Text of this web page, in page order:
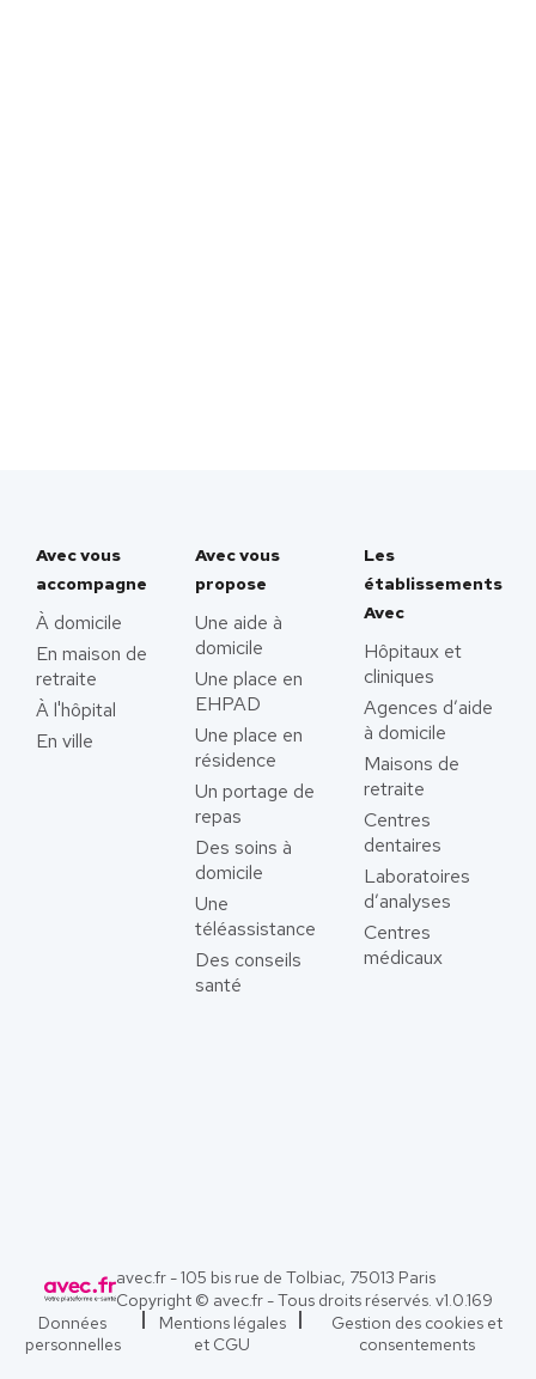
Avec vous
accompagne
À domicile
En maison de
retraite
À l'hôpital
En ville
Avec vous
propose
Une aide à
domicile
Une place en
EHPAD
Une place en
résidence
Un portage de
repas
Des soins à
domicile
Une
téléassistance
Des conseils
santé
Les
établissements
Avec
Hôpitaux et
cliniques
Agences d’aide
à domicile
Maisons de
retraite
Centres
dentaires
Laboratoires
d’analyses
Centres
médicaux
avec.fr - 105 bis rue de Tolbiac, 75013 Paris
Copyright © avec.fr - Tous droits réservés. v1.0.169
Données
personnelles
Mentions légales
et CGU
Gestion des cookies et
consentements